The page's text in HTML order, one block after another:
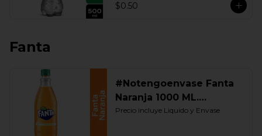
$0.50
Fanta
#Notengoenvase Fanta
Naranja 1000 ML.
Retornable
Precio incluye Liquido y Envase